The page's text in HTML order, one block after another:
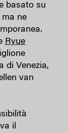
basato su
ne
Ryue
di Venezia,
van
il